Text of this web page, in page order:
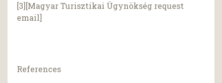
[3][Magyar Turisztikai Ügynökség request
email]
References